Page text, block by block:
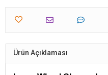
Ürün Açıklaması